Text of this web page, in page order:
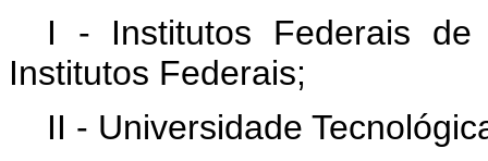
I - Institutos Federais de
Institutos Federais;
II - Universidade